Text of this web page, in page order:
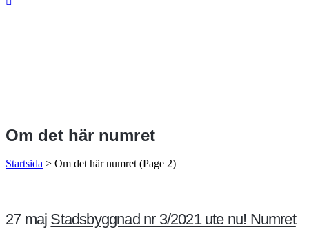
Om det här numret
Startsida > Om det här numret (Page 2)
27 maj Stadsbyggnad nr 3/2021 ute nu! Numret